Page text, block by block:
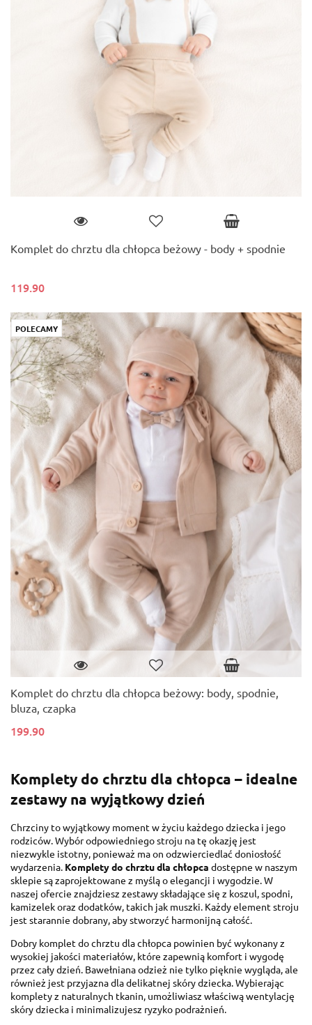
Komplet do chrztu dla chłopca beżowy - body + spodnie
119.90
POLECAMY
Komplet do chrztu dla chłopca beżowy: body, spodnie,
bluza, czapka
199.90
Komplety do chrztu dla chłopca – idealne
zestawy na wyjątkowy dzień
Chrzciny to wyjątkowy moment w życiu każdego dziecka i jego
rodziców. Wybór odpowiedniego stroju na tę okazję jest
niezwykle istotny, ponieważ ma on odzwierciedlać doniosłość
wydarzenia. Komplety do chrztu dla chłopca dostępne w naszym
sklepie są zaprojektowane z myślą o elegancji i wygodzie. W
naszej ofercie znajdziesz zestawy składające się z koszul, spodni,
kamizelek oraz dodatków, takich jak muszki. Każdy element stroju
jest starannie dobrany, aby stworzyć harmonijną całość.
Dobry komplet do chrztu dla chłopca powinien być wykonany z
wysokiej jakości materiałów, które zapewnią komfort i wygodę
przez cały dzień. Bawełniana odzież nie tylko pięknie wygląda, ale
również jest przyjazna dla delikatnej skóry dziecka. Wybierając
komplety z naturalnych tkanin, umożliwiasz właściwą wentylację
skóry dziecka i minimalizujesz ryzyko podrażnień.